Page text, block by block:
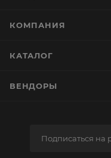
КОМПАНИЯ
КАТАЛОГ
ВЕНДОРЫ
Подписаться на